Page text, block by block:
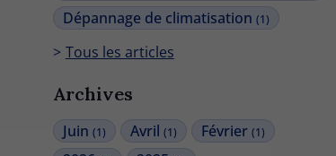
Dépannage de climatisation (1)
Tous les articles
Archives
Juin (1) Avril(1) Février(1)